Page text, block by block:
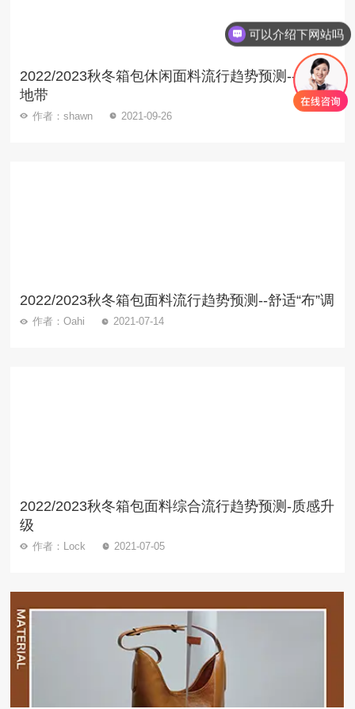
2022/2023秋冬箱包休闲面料流行趋势预测--绒感
地带
作者：shawn 2021-09-26
2022/2023秋冬箱包面料流行趋势预测--舒适“布”调
作者：Oahi 2021-07-14
2022/2023秋冬箱包面料综合流行趋势预测-质感升
级
作者：Lock 2021-07-05
如何了解更多资讯内容